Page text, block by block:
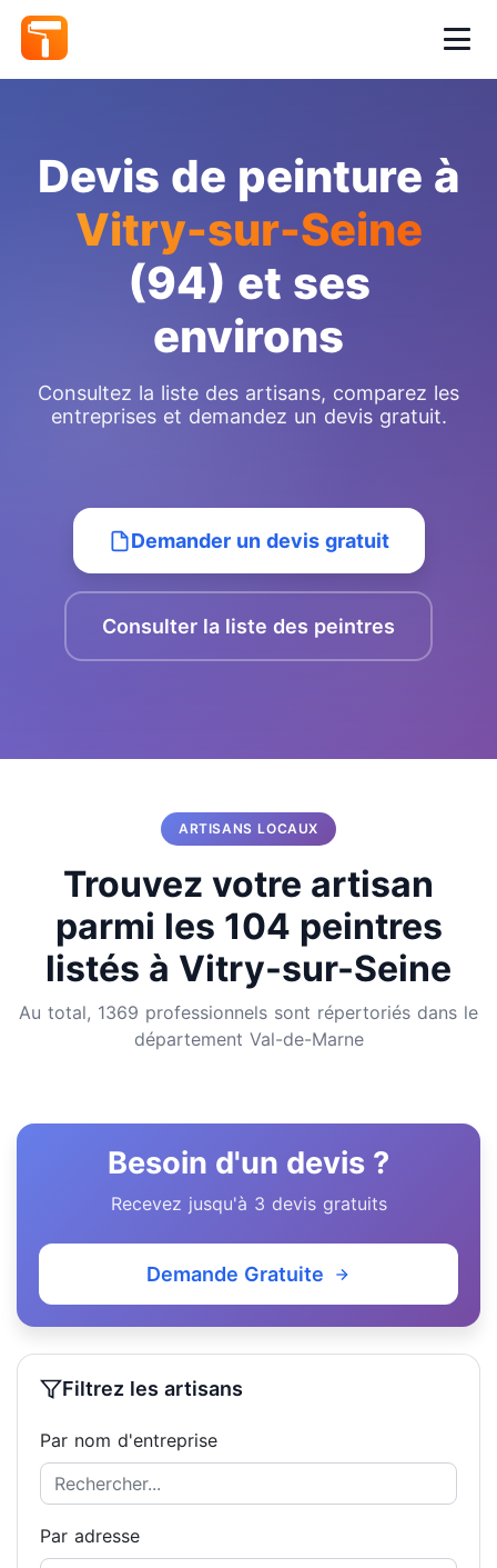
Devis de peinture à
Vitry-sur-Seine
(94) et ses
environs
Consultez la liste des artisans, comparez les
entreprises et demandez un devis gratuit.
Demander un devis gratuit
Consulter la liste des peintres
ARTISANS LOCAUX
Trouvez votre artisan
parmi les 104 peintres
listés à Vitry-sur-Seine
Au total, 1369 professionnels sont répertoriés dans le
département Val-de-Marne
Besoin d'un devis ?
Recevez jusqu'à 3 devis gratuits
Demande Gratuite
Filtrez les artisans
Par nom d'entreprise
Par adresse